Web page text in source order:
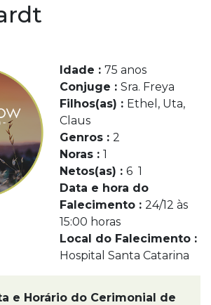
Idade : 75 anos
Conjuge : Sra. Freya
Filhos(as) : Ethel, Uta,
Claus
Genros : 2
Noras : 1
Netos(as) : 6 1
Data e hora do
Falecimento : 24/12 às
15:00 horas
Local do Falecimento :
Hospital Santa Catarina
e Horário do Cerimonial de